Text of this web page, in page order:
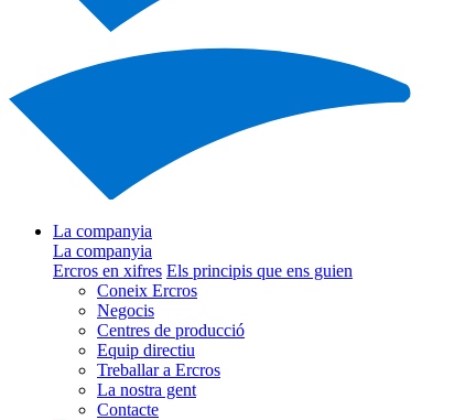
La companyia
La companyia
Ercros en xifres Els principis que ens guien
Coneix Ercros
Negocis
Centres de producció
Equip directiu
Treballar a Ercros
La nostra gent
Contacte